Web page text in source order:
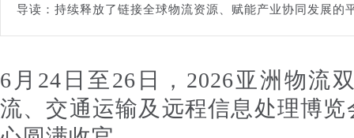
导读：持续释放了链接全球物流资源、赋能产业协同发展的
6月24日至26日，2026亚洲物流
流、交通运输及远程信息处理博